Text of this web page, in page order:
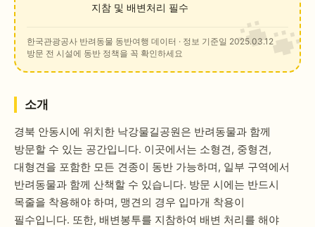
지참 및 배변처리 필수
한국관광공사 반려동물 동반여행 데이터 · 정보 기준일 2025.03.12
방문 전 시설에 동반 정책을 꼭 확인하세요
소개
경북 안동시에 위치한 낙강물길공원은 반려동물과 함께
방문할 수 있는 공간입니다. 이곳에서는 소형견, 중형견,
대형견을 포함한 모든 견종이 동반 가능하며, 일부 구역에서
반려동물과 함께 산책할 수 있습니다. 방문 시에는 반드시
목줄을 착용해야 하며, 맹견의 경우 입마개 착용이
필수입니다. 또한, 배변봉투를 지참하여 배변 처리를 해야